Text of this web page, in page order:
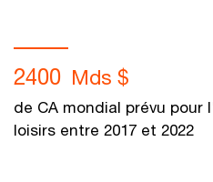
2400 Mds $
de CA mondial prévu
loisirs entre 2017 et 2022